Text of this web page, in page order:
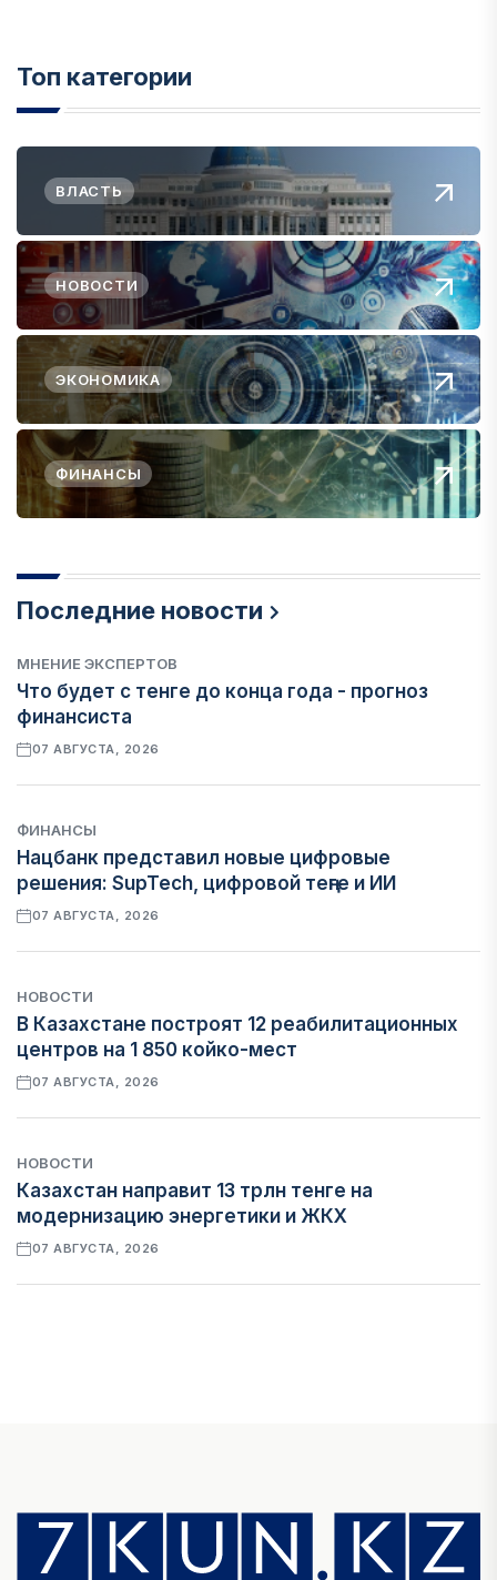
Топ категории
ВЛАСТЬ
НОВОСТИ
ЭКОНОМИКА
ФИНАНСЫ
Последние новости
МНЕНИЕ ЭКСПЕРТОВ
Что будет с тенге до конца года - прогноз
финансиста
07 АВГУСТА, 2026
ФИНАНСЫ
Нацбанк представил новые цифровые
решения: SupTech, цифровой теңге и ИИ
07 АВГУСТА, 2026
НОВОСТИ
В Казахстане построят 12 реабилитационных
центров на 1 850 койко-мест
07 АВГУСТА, 2026
НОВОСТИ
Казахстан направит 13 трлн тенге на
модернизацию энергетики и ЖКХ
07 АВГУСТА, 2026
Денежно-кредитная политика влияет не
только на спрос, но и на предложение труда